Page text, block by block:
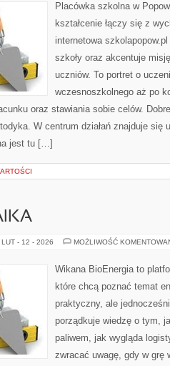
Placówka szkolna w
kształcenie łączy się z
internetowa
szkoły oraz akcentuje
uczniów. To portret o
wczesnoszkolnego aż po
oraz stawiania sobie celów.
W centrum działań znajduje się
jest tu […]
LUT - 12 - 2026 MOŻLIWOŚĆ
Wikana BioEnergia to
które chcą poznać temat
praktyczny, ale
porządkuje wiedzę o tym,
paliwem, jak wygląda
zwracać uwagę, gdy w grę